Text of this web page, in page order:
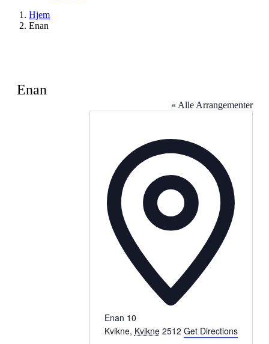
Hjem
Enan
Enan
« Alle Arrangementer
Enan 10
Kvikne, Kvikne 2512 Get Directions